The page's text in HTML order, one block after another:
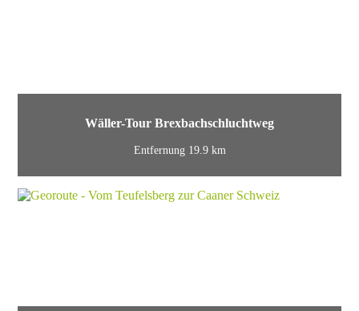
Wäller-Tour Brexbachschluchtweg
Entfernung 19.9 km